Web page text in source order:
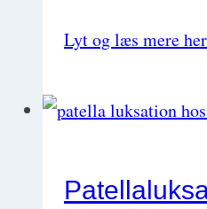
Lyt og læs mere